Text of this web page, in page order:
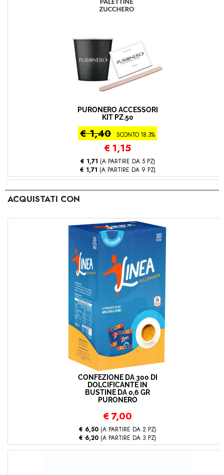
PURONERO ACCESSORI
KIT PZ.50
€ 1,40 SCONTO 18.3%
€ 1,15
€ 1,71 (A PARTIRE DA 5 PZ)
€ 1,71 (A PARTIRE DA 9 PZ)
ACQUISTATI CON
CONFEZIONE DA 300 DI
DOLCIFICANTE IN
BUSTINE DA 0,6 GR
PURONERO
€ 7,00
€ 6,50 (A PARTIRE DA 2 PZ)
€ 6,20 (A PARTIRE DA 3 PZ)